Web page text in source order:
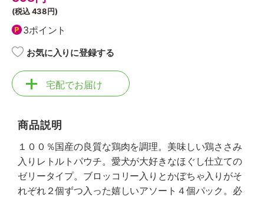
(税込438円)
3ポイント
お気に入りに登録する
宅配でお届け
商品説明
１００％国産の良質な鶏肉を調理。美味しい鶏ささみ
入りレトルトパウチ。愛犬が大好きなほぐし仕立ての
ゼリータイプ。ブロッコリー入りとかぼちゃ入りがそ
れぞれ２個ずつ入った嬉しいアソート４個パック。必